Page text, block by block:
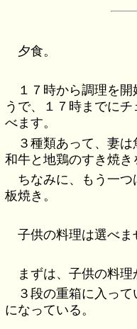
夕食。
１７時から調理を
うで、１７時までに
べます。
３種類あって、妻
和牛と地鶏のすき焼き
ちなみに、もう一
板焼き。
子供の料理は選べま
まずは、子供の料理
３段の重箱に入っ
になっている。